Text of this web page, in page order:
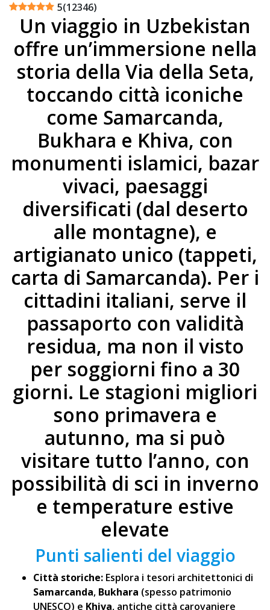
5(12346)
Un viaggio in Uzbekistan
offre un’immersione nella
storia della Via della Seta,
toccando città iconiche
come Samarcanda,
Bukhara e Khiva, con
monumenti islamici, bazar
vivaci, paesaggi
diversificati (dal deserto
alle montagne), e
artigianato unico (tappeti,
carta di Samarcanda). Per i
cittadini italiani, serve il
passaporto con validità
residua, ma non il visto
per soggiorni fino a 30
giorni. Le stagioni migliori
sono primavera e
autunno, ma si può
visitare tutto l’anno, con
possibilità di sci in inverno
e temperature estive
elevate
Punti salienti del viaggio
Città storiche: Esplora i tesori architettonici di
Samarcanda, Bukhara (spesso patrimonio
UNESCO) e Khiva, antiche città carovaniere